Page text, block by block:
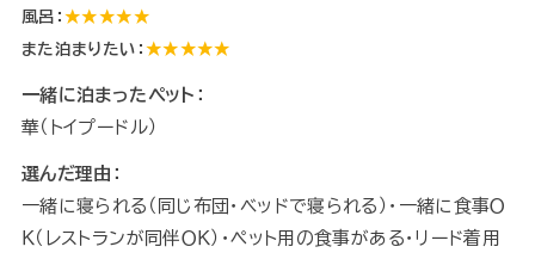
風呂：★★★★★
また泊まりたい： ★★★★★
一緒に泊まったペット：
華（トイプードル）
選んだ理由：
一緒に寝られる（同じ布団・ベッドで寝られる）・一緒に食事Ｏ
Ｋ（レストランが同伴ＯＫ）・ペット用の食事がある・リード着用